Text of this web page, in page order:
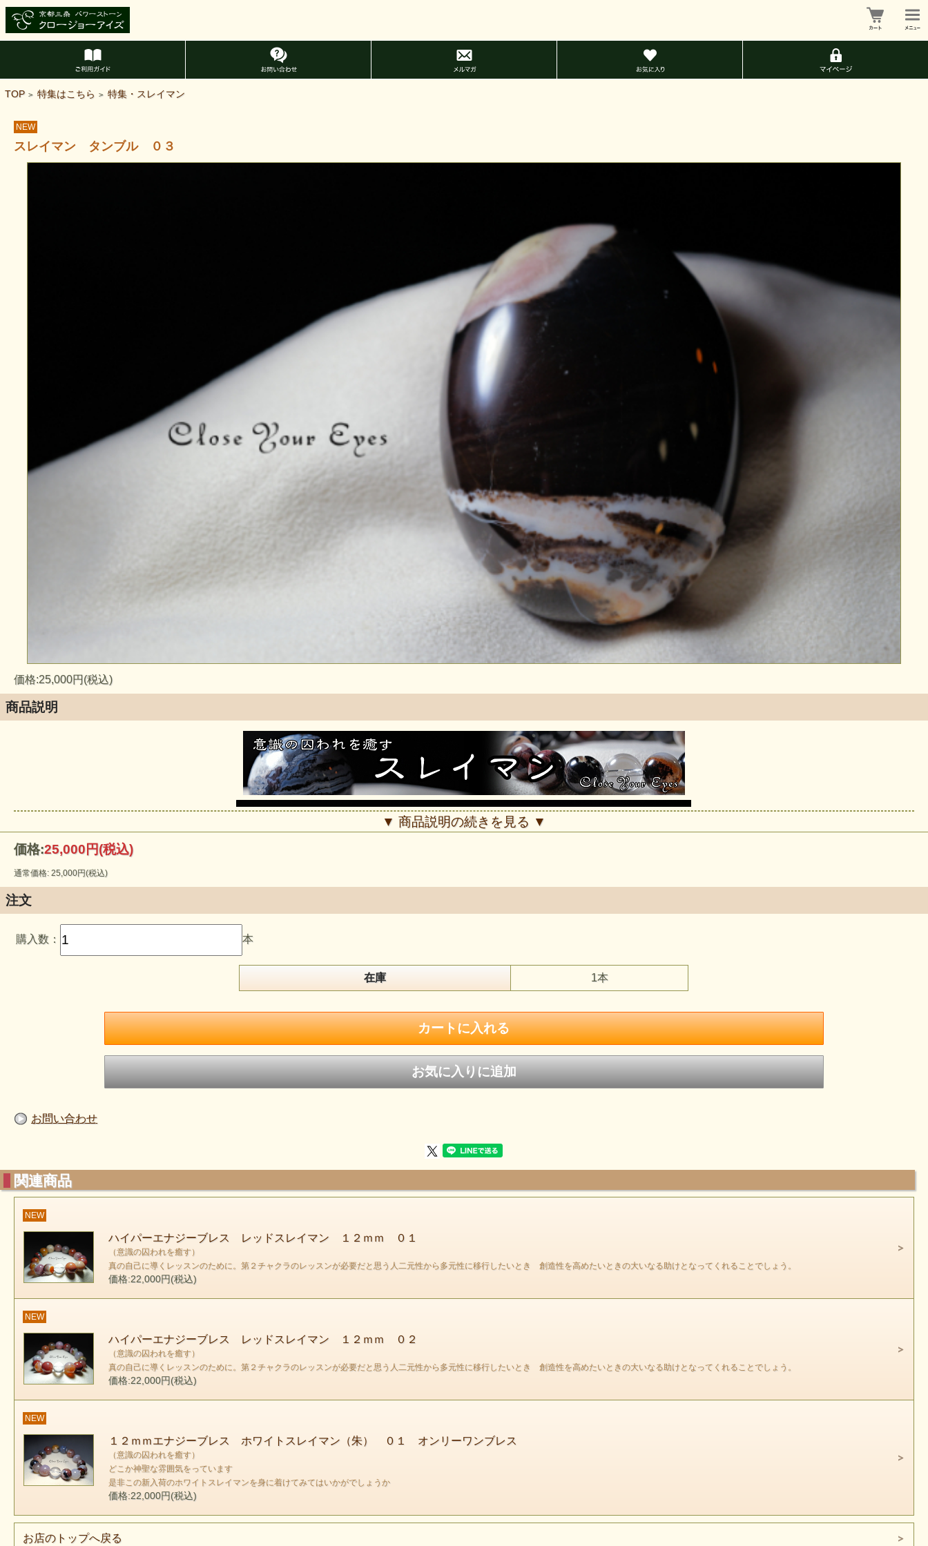
TOP > 特集はこちら > 特集・スレイマン
NEW
スレイマン タンブル ０３
価格:25,000円(税込)
商品説明
スレイマン
keyword （意識の囚われを癒す）
スレイマンは、表面的なエネルギーの流れを作るためとか
この石のチャクラへの作用はスキャニングタイプです。
持つ人によって違うそれぞれのチャクラのブロックを
ある意味、この石は自分には囚われている意識がある
▼ 商品説明の続きを見る ▼
価格:25,000円(税込)
通常価格: 25,000円(税込)
注文
購入数： 本
在庫 1本
お問い合わせ
関連商品
NEW
ハイパーエナジーブレス レッドスレイマン １２ｍｍ ０１
（意識の囚われを癒す）
真の自己に導くレッスンのために。第２チャクラのレッスンが必要だと思う人二元性から多元性に移行したいとき 創造性を高めたいときの大いなる助けとなってくれることでしょう。
価格:22,000円(税込)
NEW
ハイパーエナジーブレス レッドスレイマン １２ｍｍ ０２
（意識の囚われを癒す）
真の自己に導くレッスンのために。第２チャクラのレッスンが必要だと思う人二元性から多元性に移行したいとき 創造性を高めたいときの大いなる助けとなってくれることでしょう。
価格:22,000円(税込)
NEW
１２ｍｍエナジーブレス ホワイトスレイマン（朱） ０１ オンリーワンブレス
（意識の囚われを癒す）
どこか神聖な雰囲気をっています
是非この新入荷のホワイトスレイマンを身に着けてみてはいかがでしょうか
価格:22,000円(税込)
お店のトップへ戻る